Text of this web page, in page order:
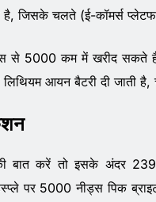
है, जिसके चलते (ई-कॉमर्स
से 5000 कम में खरीद
आयन बैटरी दी जाती
बात करें तो इसके अंदर
पर 5000 नीड्स पिक